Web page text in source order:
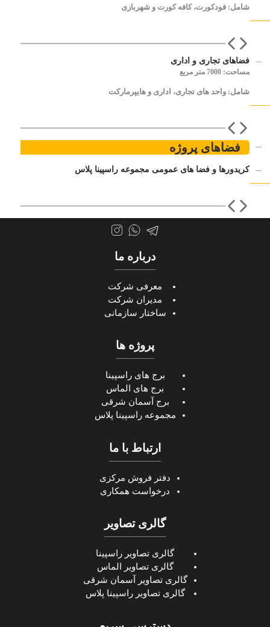
شامل: فودکورت، کافه کورت و شهربازی
فضاهای تجاری و اداری
مساحت: 7000 متر مربع
شامل: واحد های تجاری، اداری و هایپرمارکت
فضاهای پروژه
کریدورها و فضا های عمومی مجموعه راسپینا پلاس
درباره ما
معرفی شرکت
مدیران شرکت
ساختار سازمانی
پروژه ها
برج های راسپینا
برج های الماس
برج آسمان شرقی
مجموعه راسپینا پلاس
ارتباط با ما
دفتر فروش مرکزی
درخواست همکاری
گالری تصاویر
گالری تصاویر راسپینا
گالری تصاویر الماس
گالری تصاویر آسمان شرقی
گالری تصاویر راسپینا پلاس